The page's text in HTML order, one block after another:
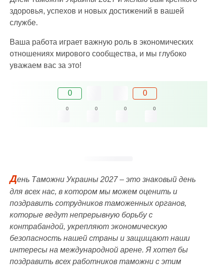
здоровья, успехов и новых достижений в вашей
службе.
Ваша работа играет важную роль в экономических
отношениях мирового сообщества, и мы глубоко
уважаем вас за это!
0 0
0 0 0 0
День Таможни Украины 2027 – это знаковый день
для всех нас, в котором мы можем оценить и
поздравить сотрудников таможенных органов,
которые ведут непрерывную борьбу с
контрабандой, укрепляют экономическую
безопасность нашей страны и защищают наши
интересы на международной арене. Я хотел бы
поздравить всех работников таможни с этим